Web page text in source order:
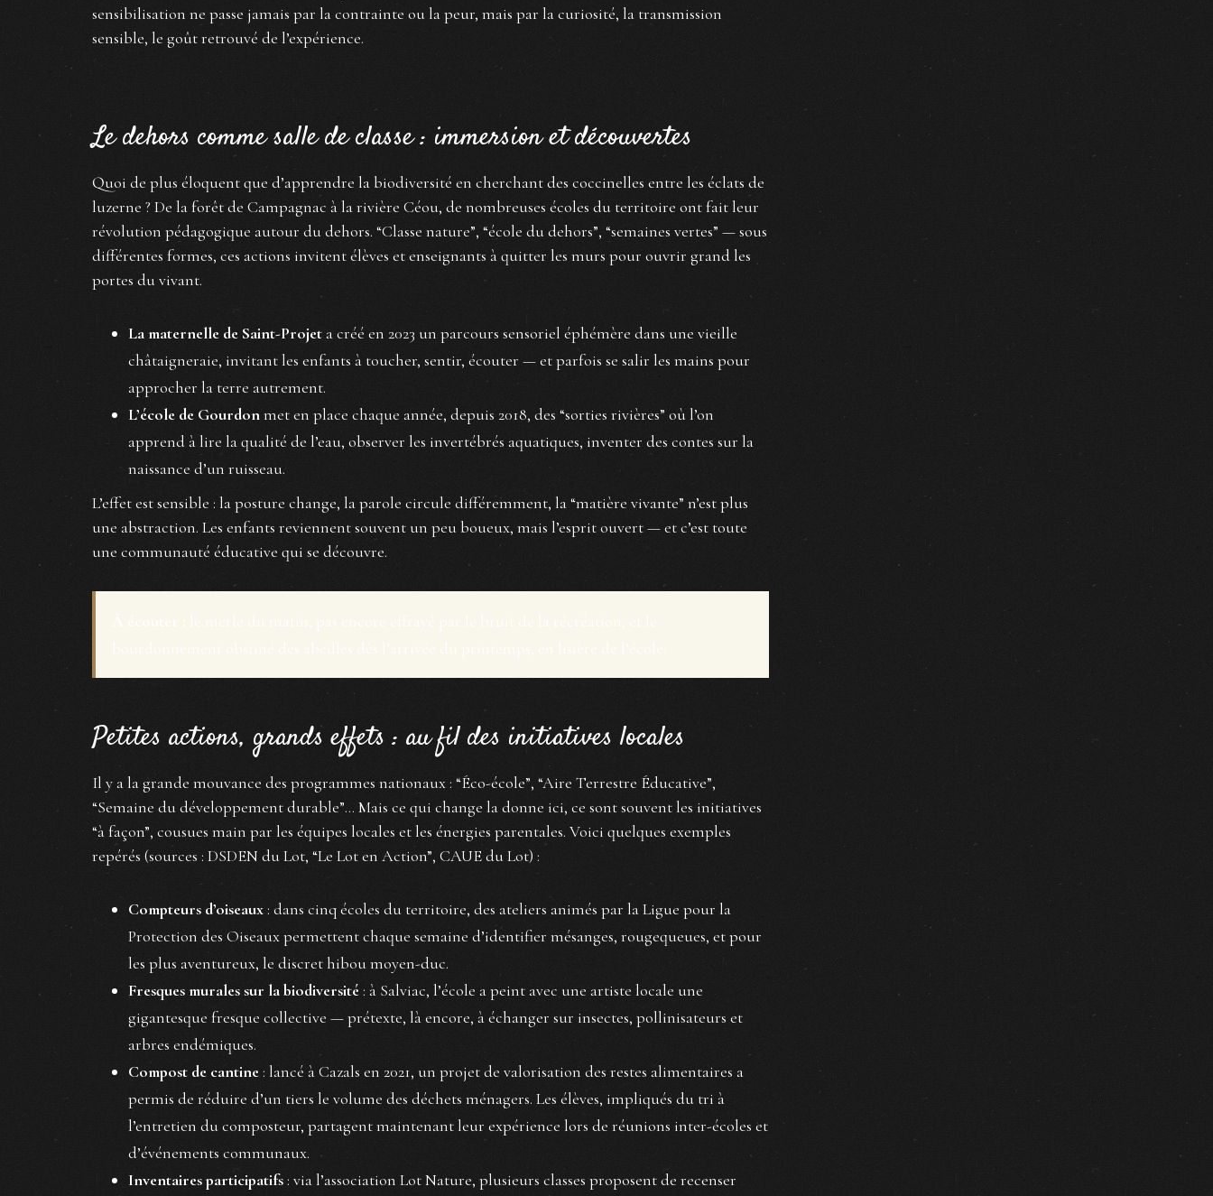
sensibilisation ne passe jamais par la contrainte ou la peur, mais par la curiosité, la transmission
sensible, le goût retrouvé de l’expérience.
Le dehors comme salle de classe : immersion et découvertes
Quoi de plus éloquent que d’apprendre la biodiversité en cherchant des coccinelles entre les éclats de
luzerne ? De la forêt de Campagnac à la rivière Céou, de nombreuses écoles du territoire ont fait leur
révolution pédagogique autour du dehors. “Classe nature”, “école du dehors”, “semaines vertes” — sous
différentes formes, ces actions invitent élèves et enseignants à quitter les murs pour ouvrir grand les
portes du vivant.
La maternelle de Saint-Projet a créé en 2023 un parcours sensoriel éphémère dans une vieille
châtaigneraie, invitant les enfants à toucher, sentir, écouter — et parfois se salir les mains pour
approcher la terre autrement.
L’école de Gourdonmet en place chaque année, depuis 2018, des “sorties rivières” où l’on
apprend à lire la qualité de l’eau, observer les invertébrés aquatiques, inventer des contes sur la
naissance d’un ruisseau.
L’effet est sensible : la posture change, la parole circule différemment, la “matière vivante” n’est plus
une abstraction. Les enfants reviennent souvent un peu boueux, mais l’esprit ouvert — et c’est toute
une communauté éducative qui se découvre.
Petites actions, grands effets : au fil des initiatives locales
Il y a la grande mouvance des programmes nationaux : “Éco-école”, “Aire Terrestre Éducative”,
“Semaine du développement durable”… Mais ce qui change la donne ici, ce sont souvent les initiatives
“à façon”, cousues main par les équipes locales et les énergies parentales. Voici quelques exemples
repérés (sources : DSDEN du Lot, “Le Lot en Action”, CAUE du Lot) :
Compteurs d’oiseaux: dans cinq écoles du territoire, des ateliers animés par la Ligue pour la
Protection des Oiseaux permettent chaque semaine d’identifier mésanges, rougequeues, et pour
les plus aventureux, le discret hibou moyen-duc.
Fresques murales sur la biodiversité: à Salviac, l’école a peint avec une artiste locale une
gigantesque fresque collective — prétexte, là encore, à échanger sur insectes, pollinisateurs et
arbres endémiques.
Compost de cantine: lancé à Cazals en 2021, un projet de valorisation des restes alimentaires a
permis de réduire d’un tiers le volume des déchets ménagers. Les élèves, impliqués du tri à
l’entretien du composteur, partagent maintenant leur expérience lors de réunions inter-écoles et
d’événements communaux.
Inventaires participatifs: via l’association Lot Nature, plusieurs classes proposent de recenser